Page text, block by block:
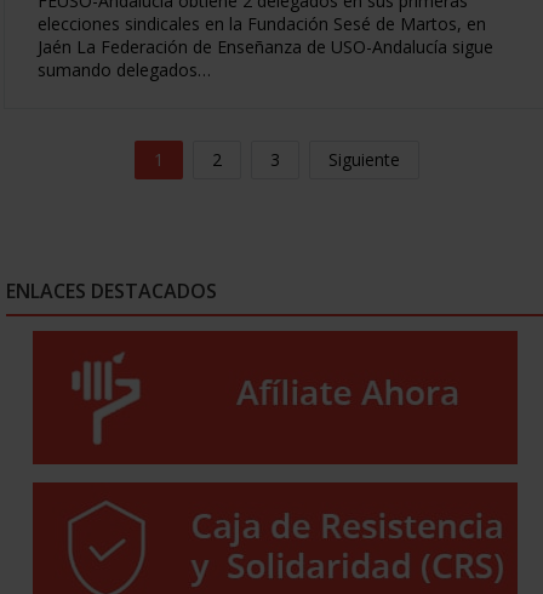
elecciones sindicales en la Fundación Sesé de Martos, en
Jaén La Federación de Enseñanza de USO-Andalucía sigue
sumando delegados…
1 2 3 Siguiente
ENLACES DESTACADOS